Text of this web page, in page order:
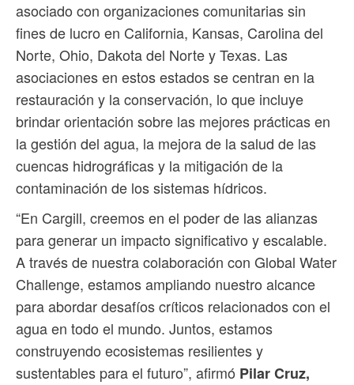
asociado con organizaciones comunitarias sin
fines de lucro en California, Kansas, Carolina del
Norte, Ohio, Dakota del Norte y Texas. Las
asociaciones en estos estados se centran en la
restauración y la conservación, lo que incluye
brindar orientación sobre las mejores prácticas en
la gestión del agua, la mejora de la salud de las
cuencas hidrográficas y la mitigación de la
contaminación de los sistemas hídricos.
“En Cargill, creemos en el poder de las alianzas
para generar un impacto significativo y escalable.
A través de nuestra colaboración con Global Water
Challenge, estamos ampliando nuestro alcance
para abordar desafíos críticos relacionados con el
agua en todo el mundo. Juntos, estamos
construyendo ecosistemas resilientes y
sustentables para el futuro”, afirmó Pilar Cruz,